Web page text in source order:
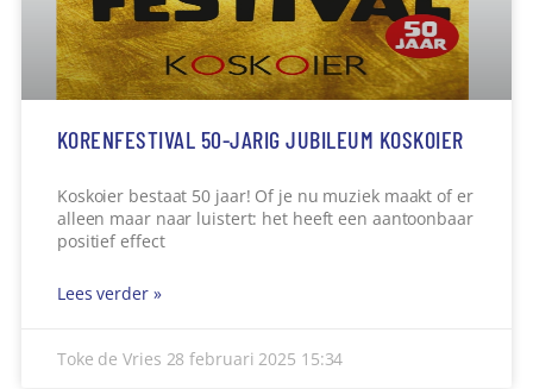
KORENFESTIVAL 50-JARIG JUBILEUM KOSKOIER
Koskoier bestaat 50 jaar! Of je nu muziek maakt of er
alleen maar naar luistert: het heeft een aantoonbaar
positief effect
Lees verder »
Toke de Vries 28 februari 2025 15:34